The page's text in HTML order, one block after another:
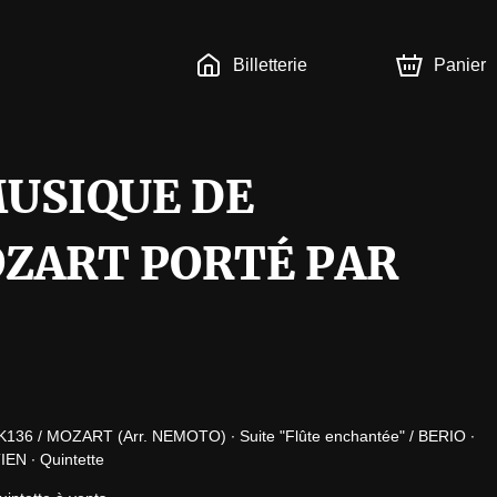
Billetterie Panier
DE
PORTÉ PAR
/ MOZART (Arr. NEMOTO) ∙ Suite "Flûte enchantée" / BERIO ∙
∙ Quintette